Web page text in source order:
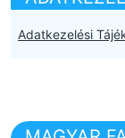
Adatkezelési